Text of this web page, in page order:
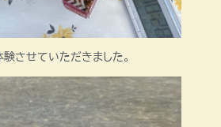
させていただきました。